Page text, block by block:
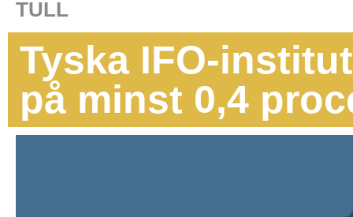
TULL
Tyska IFO-
på minst 0,4